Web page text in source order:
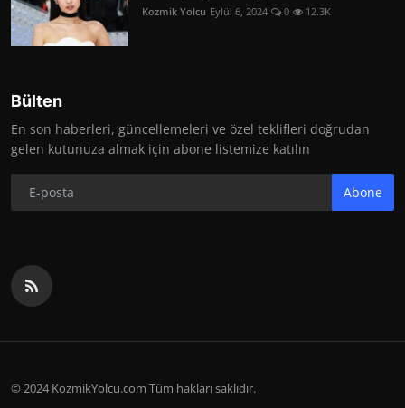
Kozmik Yolcu Eylül 6, 2024 0 12.3K
Bülten
En son haberleri, güncellemeleri ve özel teklifleri doğrudan
gelen kutunuza almak için abone listemize katılın
Abone
© 2024 KozmikYolcu.com Tüm hakları saklıdır.